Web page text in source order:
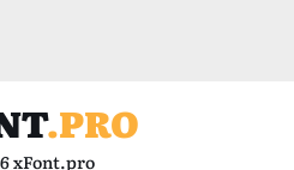
.PRO
xFont.pro